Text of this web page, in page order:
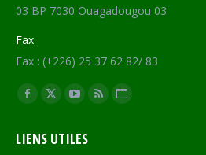
03 BP 7030 Ouagadougou 03
Fax
Fax : (+226) 25 37 62 82/ 83
Trouvez nous sur :
Facebook
opens
X
opens
YouTube
opens
RSS Site
LIENS UTILES